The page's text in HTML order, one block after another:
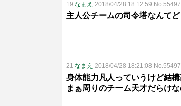
19 なまえ 2018/04/28 18:12:59
主人公チームの司令塔なんて
21 なまえ 2018/04/28 18:21:08
身体能力凡人っていうけど結
まぁ周りのチーム天才だらけ